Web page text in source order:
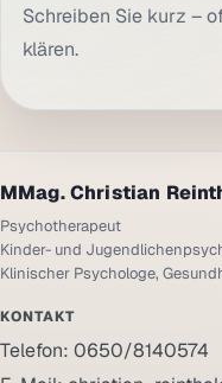
Schreiben Sie kurz –
klären.
MMag. Christian
Psychotherapeut
Kinder- und
Klinischer Psychologe,
KONTAKT
Telefon: 0650/8140574